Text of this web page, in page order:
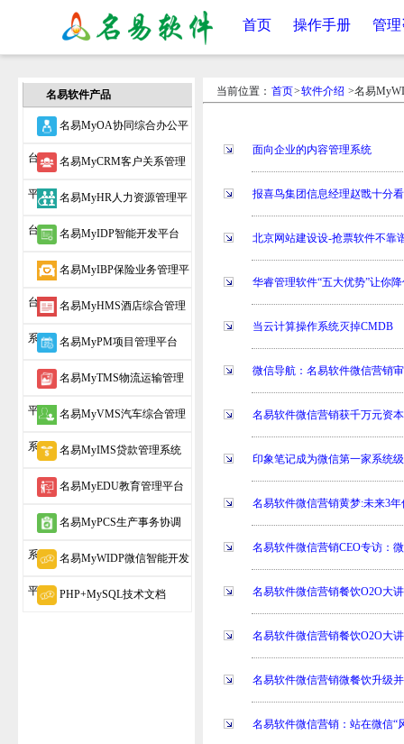
首页 操作手册 管
名易软件产品
名易MyOA协同综合办公平
台 名易MyCRM客户关系管理
平台 名易MyHR人力资源管理平
台 名易MyIDP智能开发平台
名易MyIBP保险业务管理平
台 名易MyHMS酒店综合管理
系统 名易MyPM项目管理平台
名易MyTMS物流运输管理
平台 名易MyVMS汽车综合管理
系统 名易MyIMS贷款管理系统
名易MyEDU教育管理平台
名易MyPCS生产事务协调
系统 名易MyWIDP微信智能开发
平台 PHP+MySQL技术文档
当前位置： 首页>软件介绍 >名易
面向企业的内容管理系统
报喜鸟集团信息经理赵戬十分
北京网站建设设-抢票软件不靠
华睿管理软件“五大优势”让你
当云计算操作系统灭掉CMDB
微信导航：名易软件微信营销
名易软件微信营销获千万元资
印象笔记成为微信第一家系统
名易软件微信营销黄梦:未来3
名易软件微信营销CEO专访：
名易软件微信营销餐饮O2O大
名易软件微信营销餐饮O2O大
名易软件微信营销微餐饮升级
名易软件微信营销：站在微信“